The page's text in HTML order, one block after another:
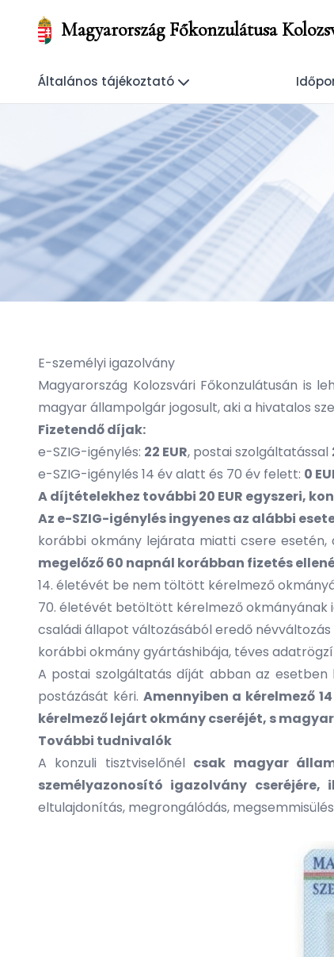
Magyarország Főkonzulátusa
Általános tájékoztató
E-személyi igazolvány
Magyarország Kolozsvári Főkonzulátusán is
magyar állampolgár jogosult, aki a hivatalos
Fizetendő díjak:
e-SZIG-igénylés: 22 EUR, postai szolgáltatással
e-SZIG-igénylés 14 év alatt és 70 év felett: 0
A díjtételekhez további 20 EUR egyszeri,
Az e-SZIG-igénylés ingyenes az alábbi
korábbi okmány lejárata miatti csere
megelőző 60 napnál korábban fizetés
14. életévét be nem töltött kérelmező
70. életévét betöltött kérelmező okmányának
családi állapot változásából eredő
korábbi okmány gyártáshibája, téves
A postai szolgáltatás díját abban az
postázását kéri. Amennyiben a kérelmező
kérelmező lejárt okmány cseréjét, s
További tudnivalók
A konzuli tisztviselőnél csak magyar
személyazonosító igazolvány cseréjére,
eltulajdonítás, megrongálódás,